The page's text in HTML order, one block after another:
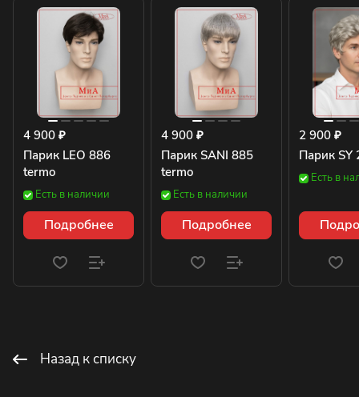
4 900 ₽
Парик LEO 886
termo
Есть в наличии
Подробнее
4 900 ₽
Парик SANI 885
termo
Есть в наличии
Подробнее
2 900 ₽
Парик SY
Есть в
Назад к списку